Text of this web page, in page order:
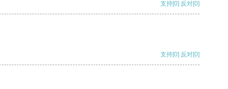
支持[0] 反对[0]
支持[0] 反对[0]